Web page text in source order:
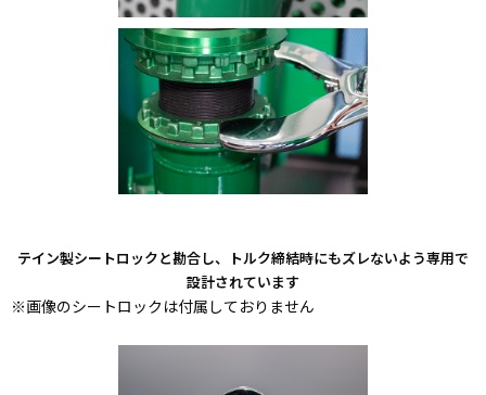
テイン製シートロックと勘合し、トルク締結時にもズレないよう専用で
設計されています
※画像のシートロックは付属しておりません